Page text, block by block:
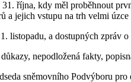
října, kdy měl proběhnout
a jejich vstupu na trh velmi
listopadu, a dostupných zpráv
nepodložená fakty,
sněmovního Podvýboru